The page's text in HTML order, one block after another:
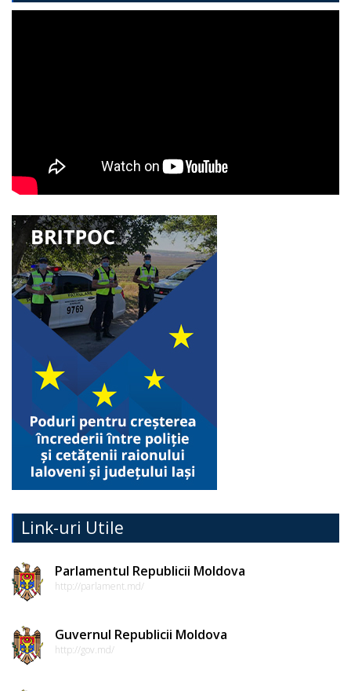
Link-uri Utile
Parlamentul Republicii Moldova
http://parlament.md/
Guvernul Republicii Moldova
http://gov.md/